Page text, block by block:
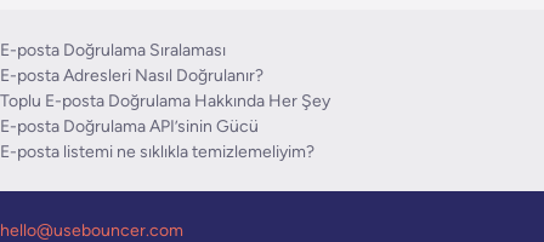
E-posta Doğrulama Sıralaması
E-posta Adresleri Nasıl Doğrulanır?
Toplu E-posta Doğrulama Hakkında Her Şey
E-posta Doğrulama API’sinin Gücü
E-posta listemi ne sıklıkla temizlemeliyim?
hello@usebouncer.com